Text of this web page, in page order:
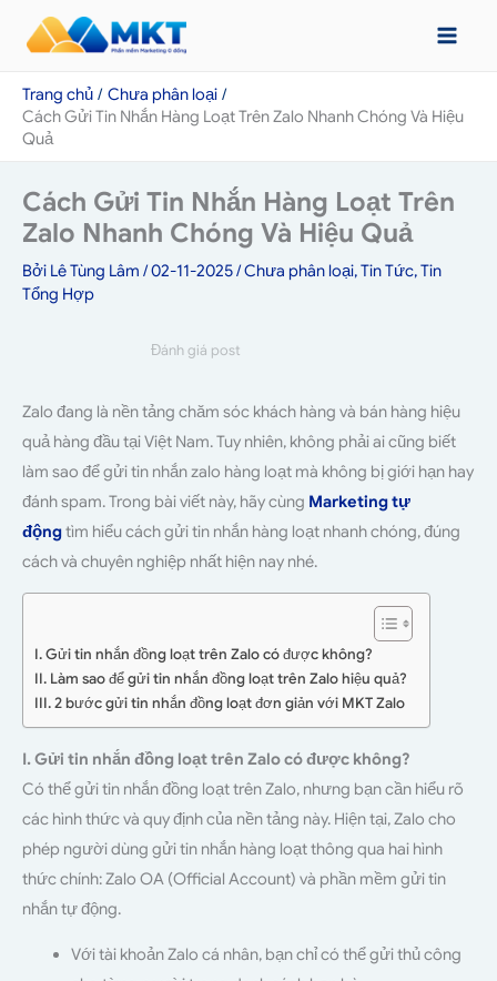
dungTrang chủ
Chưa phân loại
Cách Gửi Tin Nhắn Hàng Loạt Trên Zalo Nhanh Chóng Và Hiệu
Quả
Cách Gửi Tin Nhắn Hàng Loạt Trên
Zalo Nhanh Chóng Và Hiệu Quả
Bởi Lê Tùng Lâm /02-11-2025/Chưa phân loại,Tin Tức,Tin
Tổng Hợp
Đánh giá post
Zalo đang là nền tảng chăm sóc khách hàng và bán hàng hiệu
quả hàng đầu tại Việt Nam. Tuy nhiên, không phải ai cũng biết
làm sao để gửi tin nhắn zalo hàng loạt mà không bị giới hạn hay
đánh spam. Trong bài viết này, hãy cùng Marketing tự
độngtìm hiểu cách gửi tin nhắn hàng loạt nhanh chóng, đúng
cách và chuyên nghiệp nhất hiện nay nhé.
I. Gửi tin nhắn đồng loạt trên Zalo có được không?
II. Làm sao để gửi tin nhắn đồng loạt trên Zalo hiệu quả?
III. 2 bước gửi tin nhắn đồng loạt đơn giản với MKT Zalo
I. Gửi tin nhắn đồng loạt trên Zalo có được không?
Có thể gửi tin nhắn đồng loạt trên Zalo, nhưng bạn cần hiểu rõ
các hình thức và quy định của nền tảng này. Hiện tại, Zalo cho
phép người dùng gửi tin nhắn hàng loạt thông qua hai hình
thức chính: Zalo OA (Official Account) và phần mềm gửi tin
nhắn tự động.
Với tài khoản Zalo cá nhân, bạn chỉ có thể gửi thủ công